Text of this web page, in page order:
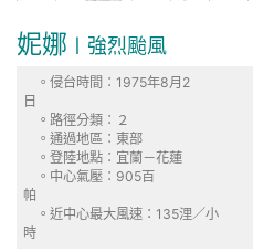
妮娜 〡強烈颱風
。侵台時間：1975年8月2
日
。路徑分類：２
。通過地區：東部
。登陸地點：宜蘭－花蓮
。中心氣壓：905百
帕
。近中心最大風速：135浬／小
時